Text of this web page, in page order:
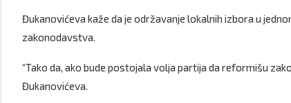
Đukanovićeva kaže da je održavanje lokalnih izbora u
zakonodavstva.
“Tako da, ako bude postojala volja partija da reformišu
Đukanovićeva.